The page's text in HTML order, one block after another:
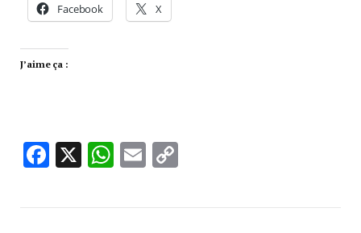
Facebook X
J’aime ça :
Facebook
X WhatsApp
Email